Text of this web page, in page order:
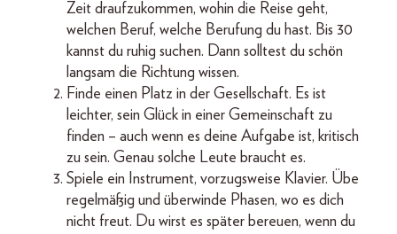
Zeit draufzukommen, wohin die Reise geht,
welchen Beruf, welche Berufung du hast. Bis 30
kannst du ruhig suchen. Dann solltest du schön
langsam die Richtung wissen.
Finde einen Platz in der Gesellschaft. Es ist
leichter, sein Glück in einer Gemeinschaft zu
finden – auch wenn es deine Aufgabe ist, kritisch
zu sein. Genau solche Leute braucht es.
Spiele ein Instrument, vorzugsweise Klavier. Übe
regelmäßig und überwinde Phasen, wo es dich
nicht freut. Du wirst es später bereuen, wenn du